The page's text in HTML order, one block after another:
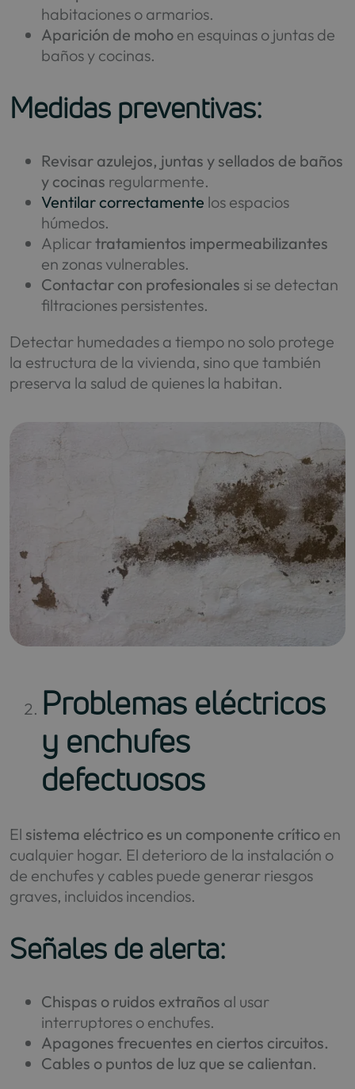
habitaciones o armarios.
Aparición de mohoen esquinas o juntas de
baños y cocinas.
Medidas preventivas:
Revisar azulejos, juntas y sellados de baños
y cocinas regularmente.
Ventilar correctamente los espacios
húmedos.
Aplicartratamientos impermeabilizantes
en zonas vulnerables.
Contactar con profesionales si se detectan
filtraciones persistentes.
Detectar humedades a tiempo no solo protege
la estructura de la vivienda, sino que también
preserva la salud de quienes la habitan.
Problemas eléctricos
y enchufes
defectuosos
El sistema eléctrico es un componente críticoen
cualquier hogar. El deterioro de la instalación o
de enchufes y cables puede generar riesgos
graves, incluidos incendios.
Señales de alerta:
Chispas o ruidos extraños al usar
interruptores o enchufes.
Apagones frecuentes en ciertos circuitos.
Cables o puntos de luz que se calientan.